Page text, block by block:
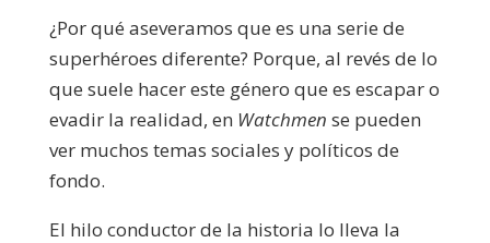
¿Por qué aseveramos que es una serie de
superhéroes diferente? Porque, al revés de lo
que suele hacer este género que es escapar o
evadir la realidad, en Watchmen se pueden
ver muchos temas sociales y políticos de
fondo.
El hilo conductor de la historia lo lleva la